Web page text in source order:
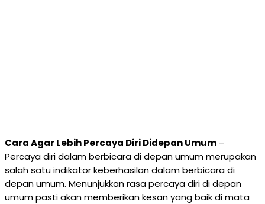
Cara Agar Lebih Percaya Diri Didepan Umum –
Percaya diri dalam berbicara di depan umum merupakan
salah satu indikator keberhasilan dalam berbicara di
depan umum. Menunjukkan rasa percaya diri di depan
umum pasti akan memberikan kesan yang baik di mata